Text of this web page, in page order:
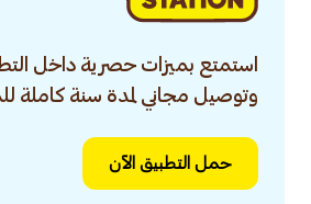
استمتع بميزات حصرية داخل
وتوصيل مجاني لمدة سنة كاملة
حمل التطبيق الآن